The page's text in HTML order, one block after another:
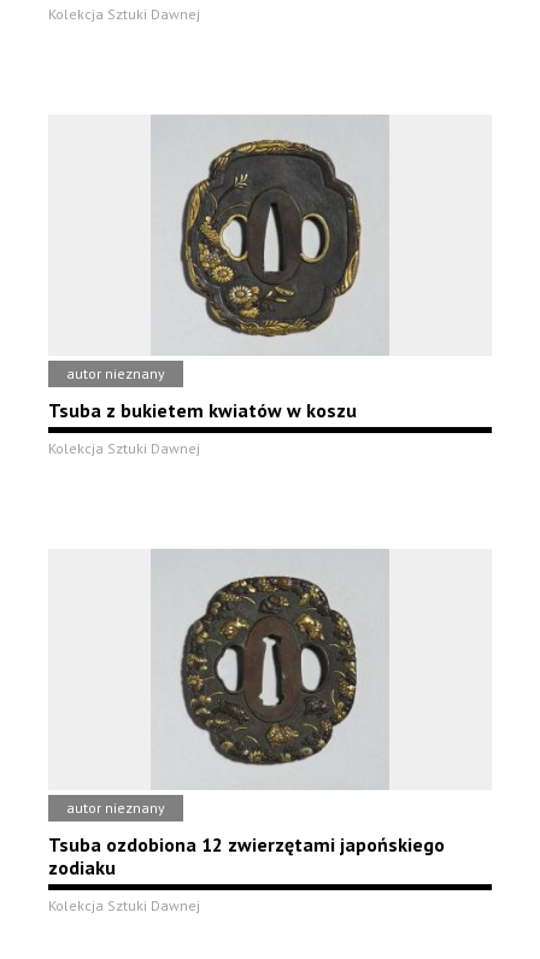
Kolekcja Sztuki Dawnej
autor nieznany
Tsuba z bukietem kwiatów w koszu
Kolekcja Sztuki Dawnej
autor nieznany
Tsuba ozdobiona 12 zwierzętami japońskiego
zodiaku
Kolekcja Sztuki Dawnej